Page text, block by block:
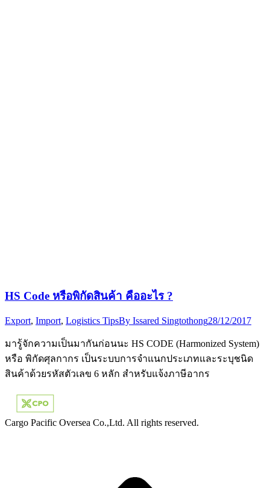
HS Code หรือพิกัดสินค้า คืออะไร ?
Export, Import, Logistics TipsBy Issared Singtothong28/12/2017
มารู้จักความเป็นมากันก่อนนะ HS CODE (Harmonized System)
หรือ พิกัดศุลกากร เป็นระบบการจำแนกประเภทและระบุชนิด
สินค้าด้วยรหัสตัวเลข 6 หลัก สำหรับแจ้งภาษีอากร
Cargo Pacific Oversea Co.,Ltd. All rights reserved.